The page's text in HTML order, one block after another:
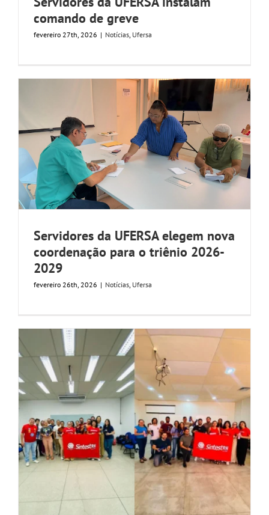
comando de greve
fevereiro 27th, 2026 | Notícias, Ufersa
Servidores da UFERSA elegem nova
coordenação para o triênio 2026-
2029
fevereiro 26th, 2026 | Notícias Ufersa